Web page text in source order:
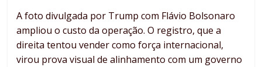
A foto divulgada por Trump com Flávio Bolsonaro
ampliou o custo da operação. O registro, que a
direita tentou vender como força internacional,
virou prova visual de alinhamento com um governo